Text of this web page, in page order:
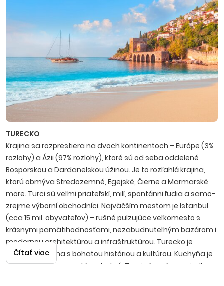
TURECKO
Krajina sa rozprestiera na dvoch kontinentoch – Európe (3%
rozlohy) a Ázii (97% rozlohy), ktoré sú od seba oddelené
Bosporskou a Dardanelskou úžinou. Je to rozľahlá krajina,
ktorú obmýva Stredozemné, Egejské, Čierne a Marmarské
more. Turci sú veľmi priateľskí, milí, spontánni ľudia a samo­
zrejme výborní obchodníci. Najväčším mestom je Istanbul
(cca 15 mil. obyvateľov) – rušné pulzujúce veľkomesto s
krásnymi pamätihodnosťami, nezabudnuteľným bazá­rom i
modernou architektúrou a infraštruktúrou. Turecko je
nádherná krajina s bohatou históriou a kultúrou. Kuchyňa je
mimoriadne rozmanitá a chutná, Turci sú v príprave jedla
Čítať viac